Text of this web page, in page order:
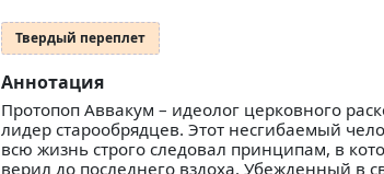
Твердый переплет
Аннотация
Протопоп Аввакум – идеолог церковного
лидер старообрядцев. Этот несгибаемый
всю жизнь строго следовал принципам, в
верил до последнего вздоха. Убежденный в